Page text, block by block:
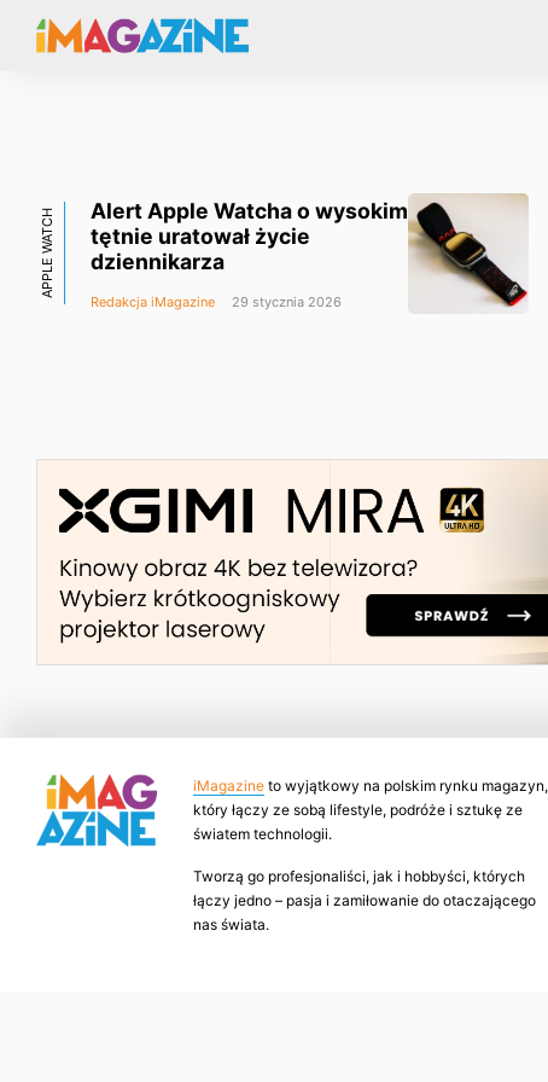
APPLE WATCH
Alert Apple Watcha o wysokim
tętnie uratował życie
dziennikarza
Redakcja iMagazine 29 stycznia 2026
iMagazine to wyjątkowy na polskim rynku magazyn,
który łączy ze sobą lifestyle, podróże i sztukę ze
światem technologii.
Tworzą go profesjonaliści, jak i hobbyści, których
łączy jedno – pasja i zamiłowanie do otaczającego
nas świata.